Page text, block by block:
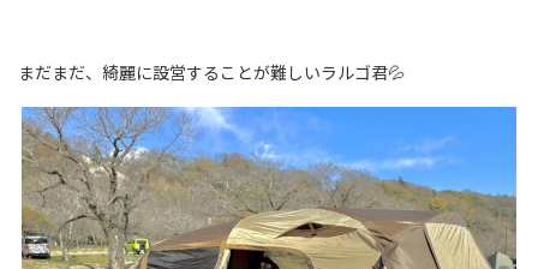
まだまだ、綺麗に設営することが難しいラルゴ君💦